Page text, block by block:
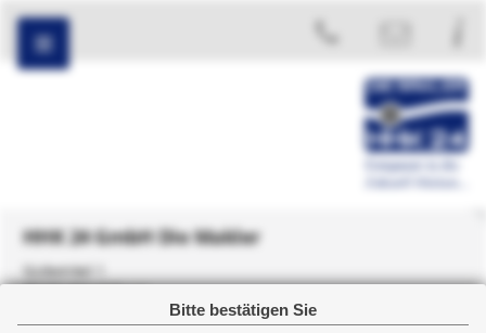
Bitte bestätigen Sie
HHK 24 GmbH Die Makler
Südwinkel 1
38176 Wendeburg
+49 5303 5084150